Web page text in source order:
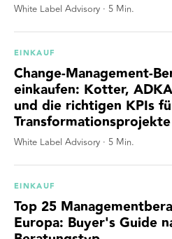
White Label Advisory · 5 Min.
EINKAUF
Change-Management-
einkaufen: Kotter,
und die richtigen KPIs
Transformationsprojekte
White Label Advisory · 5 Min.
EINKAUF
Top 25
Europa: Buyer's Guide